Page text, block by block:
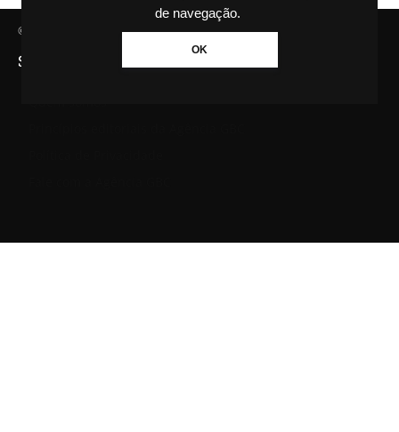
de navegação.
OK
© Agência GBC. Aqui tem notícia. Todos os direitos reservados.
SAIBA MAIS SOBRE A AGÊNCIA GBC